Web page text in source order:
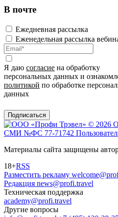
В почте
Ежедневная рассылка
Еженедельная рассылка
Я даю согласие на обработку
персональных данных и
политикой по обработке
данных
Подписаться
© 2026
СМИ №ФС 77-71742
Материалы сайта защищены
18+RSS
Разместить рекламу
Редакция news@profi.travel
Техническая поддержка
academy@profi.travel
Другие вопросы